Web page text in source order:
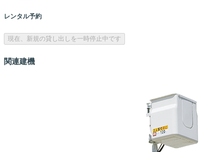
レンタル予約
現在、新規の貸し出しを一時停止中です
関連建機